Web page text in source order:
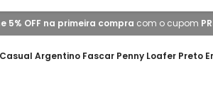
5% OFF na primeira compra com o cupom
Argentino Fascar Penny Loafer Preto